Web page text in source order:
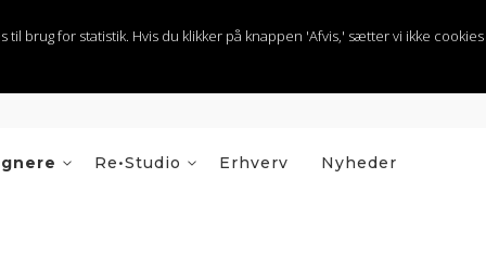
brug for statistik. Hvis du klikker på knappen 'Afvis,' sætter vi ikke
Re•Studio
Nyheder
Erhverv